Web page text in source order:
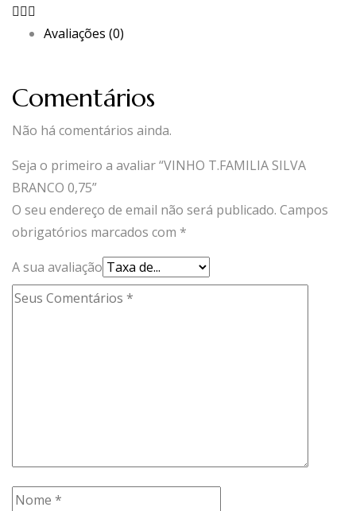
Avaliações (0)
Comentários
Não há comentários ainda.
Seja o primeiro a avaliar “VINHO T.FAMILIA SILVA
BRANCO 0,75”
O seu endereço de email não será publicado. Campos
obrigatórios marcados com *
A sua avaliação